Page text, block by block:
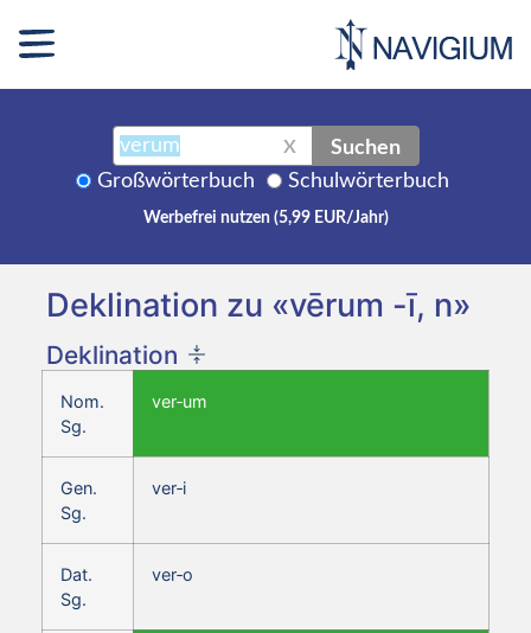
X Suchen
Großwörterbuch Schulwörterbuch
Werbefrei nutzen (5,99 EUR/Jahr)
Deklination zu «vērum -ī, n»
Deklination
Nom.
Sg.
ver‑um
Gen.
Sg.
ver‑i
Dat.
Sg.
ver‑o